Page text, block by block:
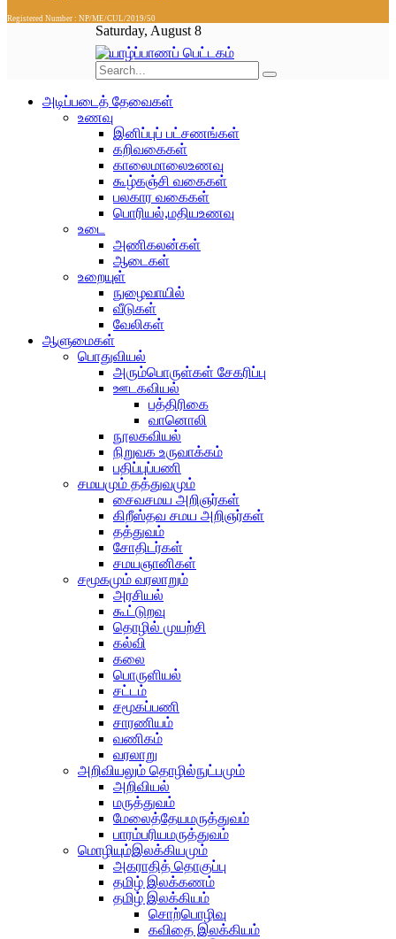
Registered Number : NP/ME/CUL/2019/50
Saturday, August 8
அடிப்படைத் தேவைகள்
உணவு
இனிப்புப் பட்சணங்கள்
கறிவகைகள்
காலைமாலைஉணவு
கூழ்கஞ்சி வகைகள்
பலகார வகைகள்
பொரியல்,மதியஉணவு
உடை
அணிகலன்கள்
ஆடைகள்
உறையுள்
நுழைவாயில்
வீடுகள்
வேலிகள்
ஆளுமைகள்
பொதுவியல்
அரும்பொருள்கள் சேகரிப்பு
ஊடகவியல்
பத்திரிகை
வானொலி
நூலகவியல்
நிறுவக உருவாக்கம்
பதிப்புப்பணி
சமயமும் தத்துவமும்
சைவசமய அறிஞர்கள்
கிறீஸ்தவ சமய அறிஞர்கள்
தத்துவம்
சோதிடர்கள்
சமயஞானிகள்
சமூகமும் வரலாறும்
அரசியல்
கூட்டுறவு
தொழில் முயற்சி
கல்வி
கலை
பொருளியல்
சட்டம்
சமூகப்பணி
சாரணியம்
வணிகம்
வரலாறு
அறிவியலும் தொழில்நுட்பமும்
அறிவியல்
மருத்துவம்
மேலைத்தேயமருத்துவம்
பாரம்பரியமருத்துவம்
மொழியும்இலக்கியமும்
அகராதித் தொகுப்பு
தமிழ் இலக்கணம்
தமிழ் இலக்கியம்
சொற்பொழிவு
கவிதை இலக்கியம்